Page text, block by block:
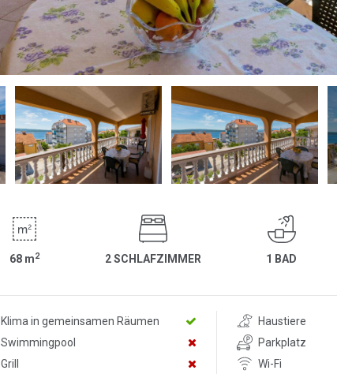
68 m2 2 SCHLAFZIMMER 1 BAD
Klima in gemeinsamen Räumen
Haustiere
Swimmingpool
Parkplatz
Grill Wi-Fi